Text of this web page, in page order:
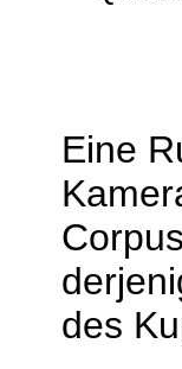
Eine
des